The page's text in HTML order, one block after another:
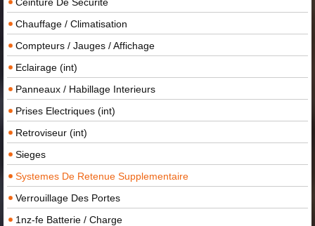
Chauffage / Climatisation
Compteurs / Jauges / Affichage
Eclairage (int)
Panneaux / Habillage Interieurs
Prises Electriques (int)
Retroviseur (int)
Sieges
Systemes De Retenue Supplementaire
Verrouillage Des Portes
1nz-fe Batterie / Charge